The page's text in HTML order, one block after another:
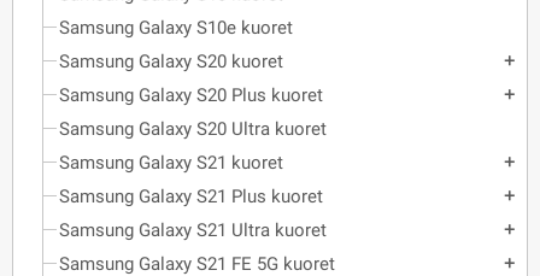
Samsung Galaxy S10e kuoret
Samsung Galaxy S20 kuoret
add
Samsung Galaxy S20 Plus kuoret add
Samsung Galaxy S20 Ultra kuoret
Samsung Galaxy S21 kuoret
add
Samsung Galaxy S21 Plus kuoret add
Samsung Galaxy S21 Ultra kuoret add
Samsung Galaxy S21 FE 5G kuoret add